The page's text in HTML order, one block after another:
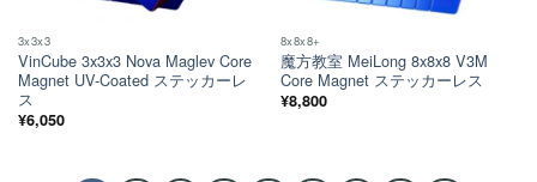
3x3x3
VinCube 3x3x3 Nova Maglev Core
Magnet UV-Coated ステッカーレ
ス
¥6,050
8x8x8+
魔方教室 MeiLong 8x8x8 V3M
Core Magnet ステッカーレス
¥8,800